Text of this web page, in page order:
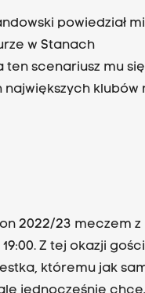
powiedział
w Stanach
ten scenariusz mu się
największych klubów
2022/23 meczem z
Z tej okazji
któremu jak